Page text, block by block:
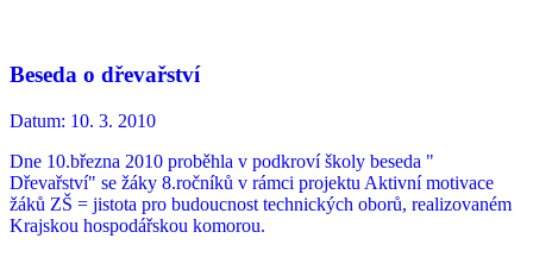
Beseda o dřevařství
Datum: 10. 3. 2010
Dne 10.března 2010 proběhla v podkroví školy beseda "
Dřevařství" se žáky 8.ročníků v rámci projektu Aktivní motivace
žáků ZŠ = jistota pro budoucnost technických oborů, realizovaném
Krajskou hospodářskou komorou.